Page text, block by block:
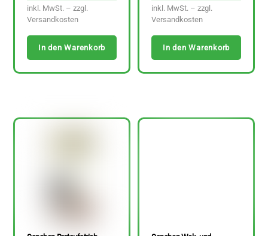
inkl. MwSt. – zzgl.
Versandkosten
In den Warenkorb
inkl. MwSt. – zzgl.
Versandkosten
In den Warenkorb